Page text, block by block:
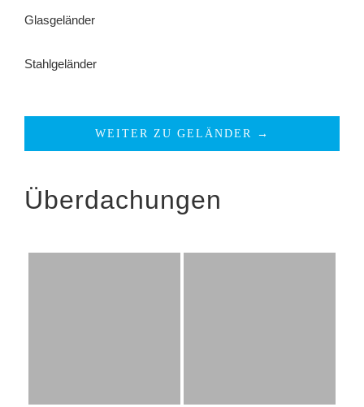
Glasgeländer
Stahlgeländer
WEITER ZU GELÄNDER →
Überdachungen